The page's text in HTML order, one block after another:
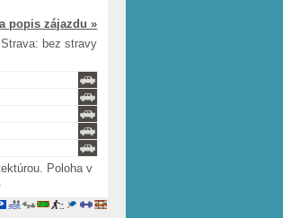
popis zájazdu »
Strava: bez stravy
Poloha v